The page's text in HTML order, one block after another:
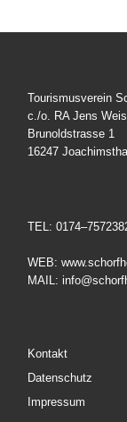
Tourismusverein
c./o. RA Jens
Brunoldstrasse 1
16247
TEL:
WEB:
MAIL:
Kontakt
Datenschutz
Impressum